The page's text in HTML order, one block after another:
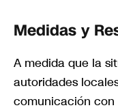
Medidas y
A medida que la
autoridades
comunicación con